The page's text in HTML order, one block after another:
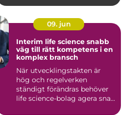
09. jun
Interim life science snabb
väg till rätt kompetens i en
komplex bransch
När utvecklingstakten är
hög och regelverken
ständigt förändras behöver
life science-bolag agera sna...